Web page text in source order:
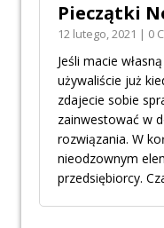
Pieczątki
12 lutego, 2021 | 0
Jeśli macie
używaliście już
zdajecie sobie
zainwestować w
rozwiązania. W
nieodzownym
przedsiębiorcy.